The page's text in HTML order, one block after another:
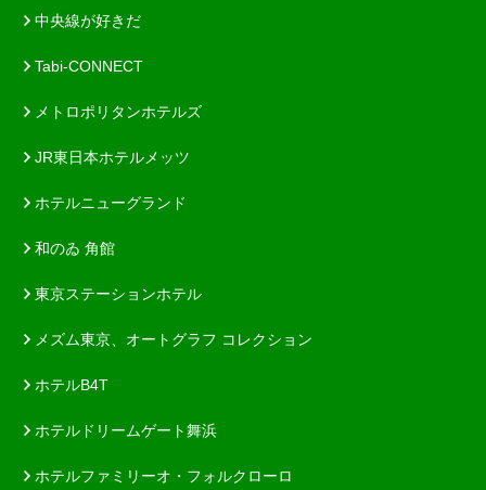
中央線が好きだ
Tabi-CONNECT
メトロポリタンホテルズ
JR東日本ホテルメッツ
ホテルニューグランド
和のゐ 角館
東京ステーションホテル
メズム東京、オートグラフ コレクション
ホテルB4T
ホテルドリームゲート舞浜
ホテルファミリーオ・フォルクローロ